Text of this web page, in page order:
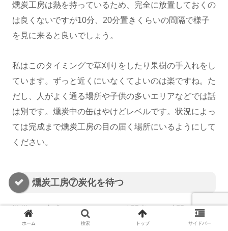
燻炭工房は熱を持っているため、完全に放置しておくの
は良くないですが10分、20分置きくらいの間隔で様子
を見に来ると良いでしょう。
私はこのタイミングで草刈りをしたり果樹の手入れをし
ています。ずっと近くにいなくてよいのは楽ですね。た
だし、人がよく通る場所や子供の多いエリアなどでは話
は別です。燻炭中の缶はやけどレベルです。状況によっ
ては完成まで燻炭工房の目の届く場所にいるようにして
ください。
燻炭工房⑦炭化を待つ
準備から完成まではだいたい1時間半から2時間程度で
す。様子を見た際、蓋から見える部分が灰になり始めて
ホーム 検索 トップ サイドバー